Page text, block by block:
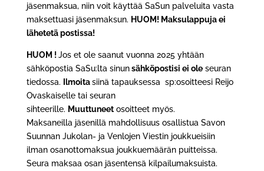
jäsenmaksua, niin voit käyttää SaSun palveluita vasta
maksettuasi jäsenmaksun. HUOM! Maksulappuja ei
lähetetä postissa!
HUOM !Jos et ole saanut vuonna 2025 yhtään
sähköpostia SaSu:lta sinunsähköpostisi ei ole seuran
tiedossa.
Ilmoitasiinä tapauksessa sp:osoitteesi Reijo
Ovaskaiselle tai seuran
sihteerille. Muuttuneet osoitteet myös.
Maksaneilla jäsenillä mahdollisuus osallistua Savon
Suunnan Jukolan- ja Venlojen Viestin joukkueisiin
ilman osanottomaksua joukkuemäärän puitteissa.
Seura maksaa osan jäsentensä kilpailumaksuista.